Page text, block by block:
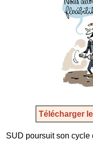
Télécharger
SUD poursuit son cycle